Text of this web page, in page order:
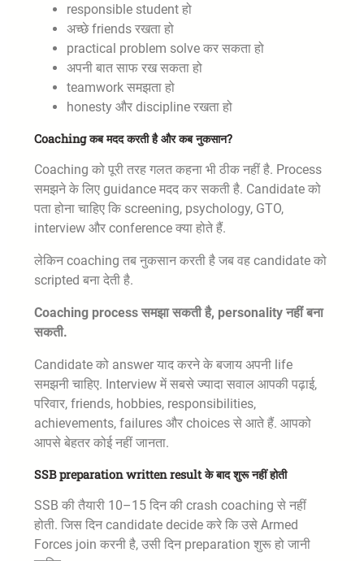
responsible student हो
अच्छे friends रखता हो
practical problem solve कर सकता हो
अपनी बात साफ रख सकता हो
teamwork समझता हो
honesty और discipline रखता हो
Coaching कब मदद करती है और कब नुकसान?
Coaching को पूरी तरह गलत कहना भी ठीक नहीं है. Process
समझने के लिए guidance मदद कर सकती है. Candidate को
पता होना चाहिए कि screening, psychology, GTO,
interview और conference क्या होते हैं.
लेकिन coaching तब नुकसान करती है जब वह candidate को
scripted बना देती है.
Coaching process समझा सकती है, personality नहीं बना
सकती.
Candidate को answer याद करने के बजाय अपनी life
समझनी चाहिए. Interview में सबसे ज्यादा सवाल आपकी पढ़ाई,
परिवार, friends, hobbies, responsibilities,
achievements, failures और choices से आते हैं. आपको
आपसे बेहतर कोई नहीं जानता.
SSB preparation written result के बाद शुरू नहीं होती
SSB की तैयारी 10–15 दिन की crash coaching से नहीं
होती. जिस दिन candidate decide करे कि उसे Armed
Forces join करनी है, उसी दिन preparation शुरू हो जानी